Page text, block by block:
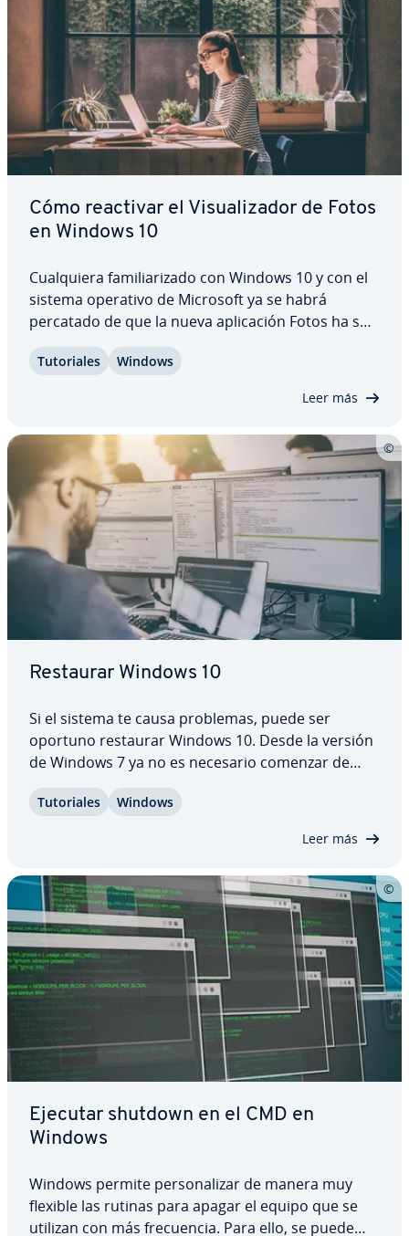
Cómo reactivar el Vi­sua­li­za­dor de Fotos
en Windows 10
Cua­l­quie­ra fa­mi­lia­ri­za­do con Windows 10 y con el
sistema operativo de Microsoft ya se habrá
percatado de que la nueva apli­ca­ción Fotos ha su­
Windows. Pero hay un truco para seguir uti­li­zá­n­
Tu­to­ria­les Windows
Leer más
Restaurar Windows 10
Si el sistema te causa problemas, puede ser
oportuno restaurar Windows 10. Desde la versión
de Windows 7 ya no es necesario comenzar de
que, , es posible mantener y y do­cu­me­n­tos.
Tu­to­ria­les Windows
Leer más
Ejecutar shutdown en el CMD en
Windows
Windows permite pe­r­so­na­li­zar de manera muy
flexible las rutinas para apagar el equipo que se
utilizan con más fre­cue­n­cia. Para ello, se puede